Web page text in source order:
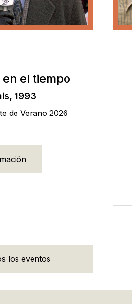
el tiempo
1993
de Verano 2026
los eventos